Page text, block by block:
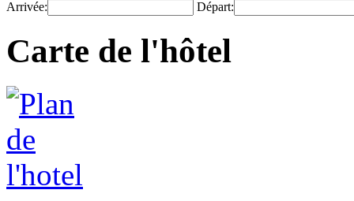
Arrivée: Départ:
Carte de l'hôtel